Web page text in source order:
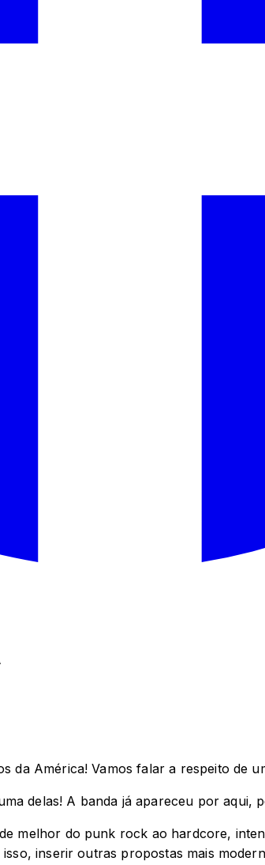
da América! Vamos falar a respeito de
delas! A banda já apareceu por
melhor do punk rock ao hardcore,
inserir outras propostas mais